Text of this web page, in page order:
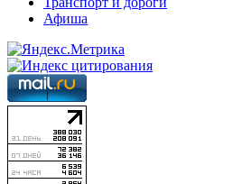
Афиша